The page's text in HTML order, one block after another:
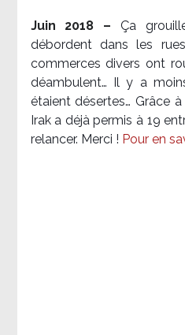
Juin 2018 – Ça
débordent dans les
commerces divers ont
déambulent… Il y a
étaient désertes… Grâce
Irak a déjà permis à 19
relancer. Merci ! Pour en